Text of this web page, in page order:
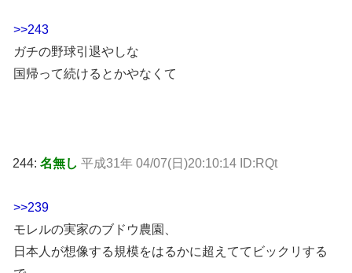
>>243
ガチの野球引退やしな
国帰って続けるとかやなくて
244: 名無し 平成31年 04/07(日)20:10:14 ID:RQt
>>239
モレルの実家のブドウ農園、
日本人が想像する規模をはるかに超えててビックリする